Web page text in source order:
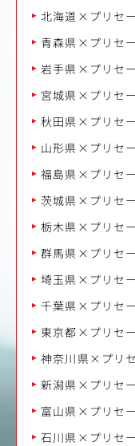
北海道×プリセ
青森県×プリセ
岩手県×プリセ
宮城県×プリセ
秋田県×プリセ
山形県×プリセ
福島県×プリセ
茨城県×プリセ
栃木県×プリセ
群馬県×プリセ
埼玉県×プリセ
千葉県×プリセ
東京都×プリセ
神奈川県×プリ
新潟県×プリセ
富山県×プリセ
石川県×プリセ